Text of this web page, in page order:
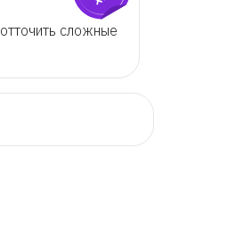
сложные